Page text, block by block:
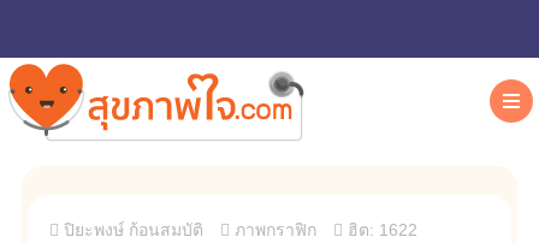
ปิยะพงษ์ ก้อนสมบัติ ภาพกราฟิก ฮิต: 1622